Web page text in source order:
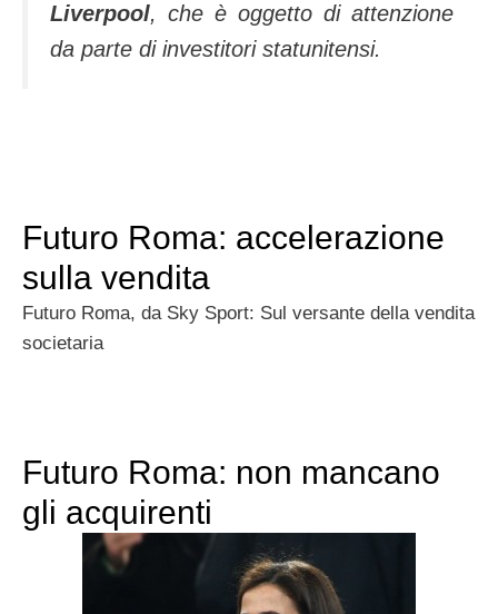
Liverpool, che è oggetto di attenzione
da parte di investitori statunitensi.
Futuro Roma: accelerazione
sulla vendita
Futuro Roma, da Sky Sport: Sul versante della vendita
societaria
Futuro Roma: non mancano
gli acquirenti